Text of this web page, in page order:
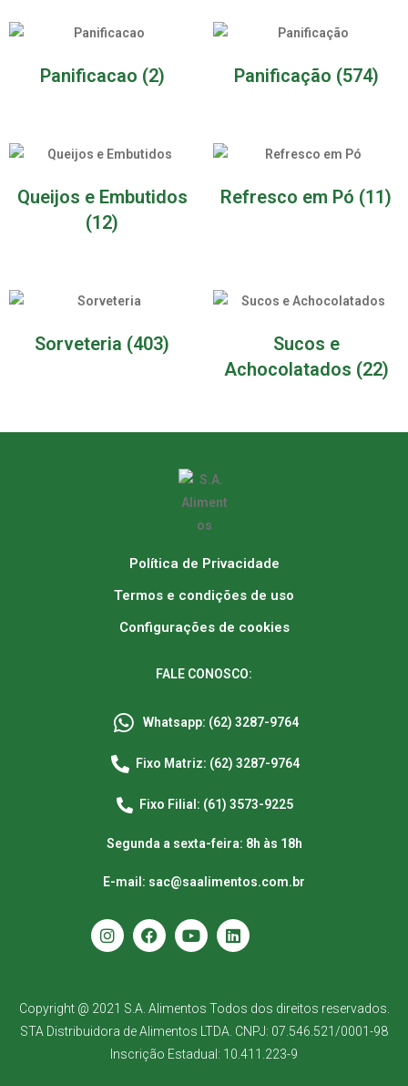
Panificacao (2) Panificação (574)
Queijos e Embutidos
(12)
Refresco em Pó (11)
Sorveteria (403)
Sucos e
Achocolatados (22)
Política de Privacidade
Termos e condições de uso
Configurações de cookies
FALE CONOSCO:
Whatsapp: (62) 3287-9764
Fixo Matriz: (62) 3287-9764
Fixo Filial: (61) 3573-9225
Segunda a sexta-feira: 8h às 18h
E-mail: sac@saalimentos.com.br
Copyright @ 2021 S.A. Alimentos Todos dos direitos reservados.
STA Distribuidora de Alimentos LTDA. CNPJ: 07.546.521/0001-98
Inscrição Estadual: 10.411.223-9